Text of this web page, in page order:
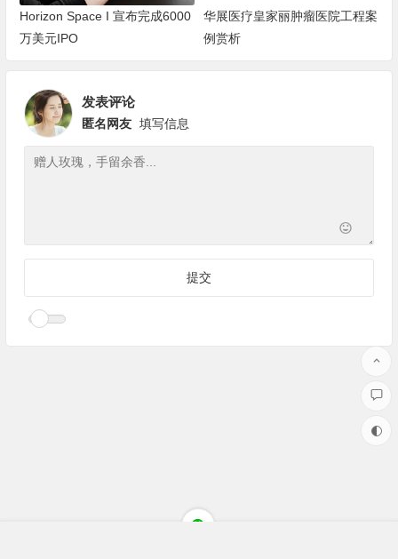
Horizon Space I 宣布完成6000
万美元IPO
华展医疗皇家丽肿瘤医院工程案
例赏析
发表评论
匿名网友 填写信息